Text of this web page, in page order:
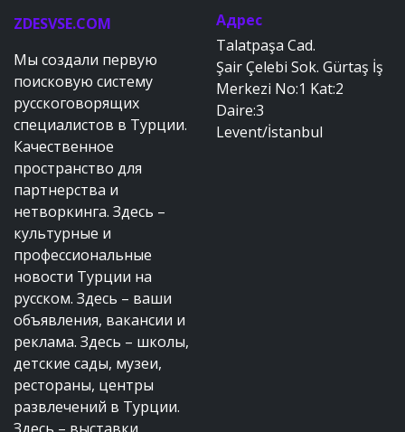
ZDESVSE.COM
Мы создали первую
поисковую систему
русскоговорящих
специалистов в Турции.
Качественное
пространство для
партнерства и
нетворкинга. Здесь –
культурные и
профессиональные
новости Турции на
русском. Здесь – ваши
объявления, вакансии и
реклама. Здесь – школы,
детские сады, музеи,
рестораны, центры
развлечений в Турции.
Адрес
Talatpaşa Cad.
Şair Çelebi Sok. Gürtaş İş
Merkezi No:1 Kat:2
Daire:3
Levent/İstanbul